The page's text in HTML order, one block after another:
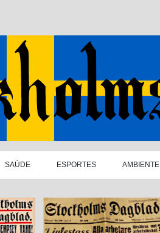
SAÚDE ESPORTES AMBIENTE